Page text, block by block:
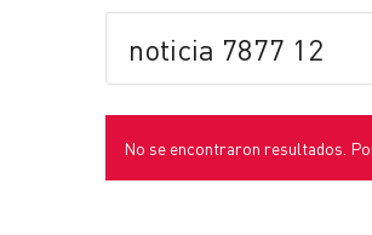
No se encontraron resultados.